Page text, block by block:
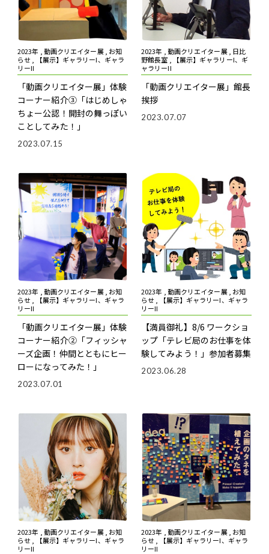
2023年 , 動画クリエイター展 , お知
らせ , 【展示】ギャラリーI、ギャラ
リーII
「動画クリエイター展」体験
コーナー紹介③「はじめしゃ
ちょー公認！開封の舞っぽい
ことしてみた！」
2023.07.15
2023年 , 動画クリエイター展 , 日比
野館長室 , 【展示】ギャラリーI、ギ
ャラリーII
「動画クリエイター展」館長
挨拶
2023.07.07
2023年 , 動画クリエイター展 , お知
らせ , 【展示】ギャラリーI、ギャラ
リーII
「動画クリエイター展」体験
コーナー紹介②「フィッシャ
ーズ企画！仲間とともにヒー
ローになってみた！」
2023.07.01
2023年 , 動画クリエイター展 , お知
らせ , 【展示】ギャラリーI、ギャラ
リーII
【満員御礼】8/6 ワークショ
ップ「テレビ局のお仕事を体
験してみよう！」参加者募集
2023.06.28
2023年 , 動画クリエイター展 , お知
らせ , 【展示】ギャラリーI、ギャラ
リーII
2023年 , 動画クリエイター展 , お知
らせ , 【展示】ギャラリーI、ギャラ
リーII